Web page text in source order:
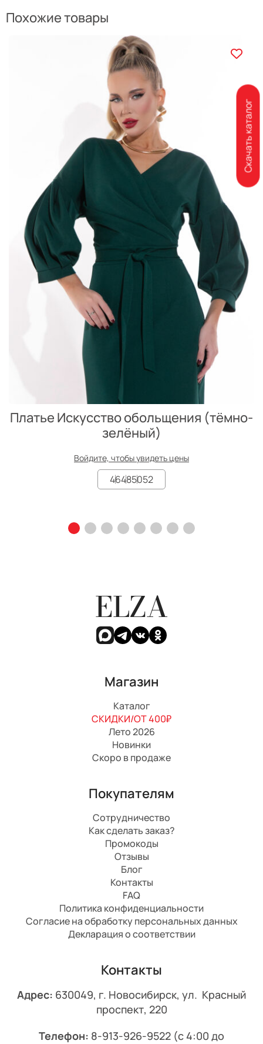
Похожие товары
Платье Искусство обольщения (тёмно-
зелёный)
Войдите, чтобы увидеть цены
46485052
ELZA
Магазин
Каталог
СКИДКИ/ОТ 400₽
Лето 2026
Новинки
Скоро в продаже
Покупателям
Сотрудничество
Как сделать заказ?
Промокоды
Отзывы
Блог
Контакты
FAQ
Политика конфиденциальности
Согласие на обработку персональных данных
Декларация о соответствии
Контакты
Адрес: 630049, г. Новосибирск, ул. Красный
проспект, 220
Телефон: 8-913-926-9522 (с 4:00 до
Скачать каталог